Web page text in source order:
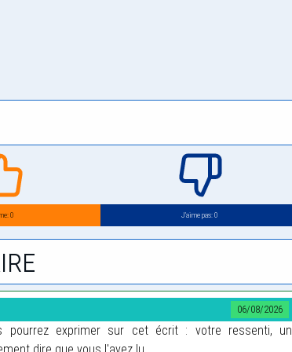
0 J’aime pas: 0
06/08/2026
pourrez exprimer sur cet écrit : votre ressenti, un
dire que vous l'avez lu.